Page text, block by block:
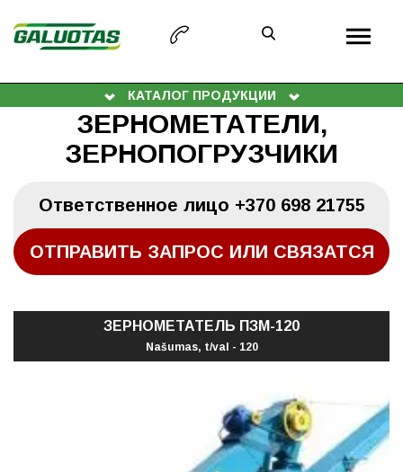
КАТАЛОГ ПРОДУКЦИИ
ЗЕРНОМЕТАТЕЛИ,
ЗЕРНОПОГРУЗЧИКИ
Oтветственное лицо +370 698 21755
ОТПРАВИТЬ ЗАПРОС ИЛИ СВЯЗАТСЯ
ЗЕРНОМЕТАТЕЛЬ ПЗМ-120
Našumas, t/val - 120